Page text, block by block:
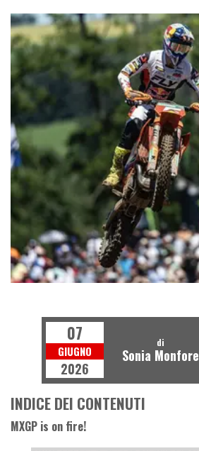
07
GIUGNO
2026
di
Sonia Monfore
INDICE DEI CONTENUTI
MXGP is on fire!